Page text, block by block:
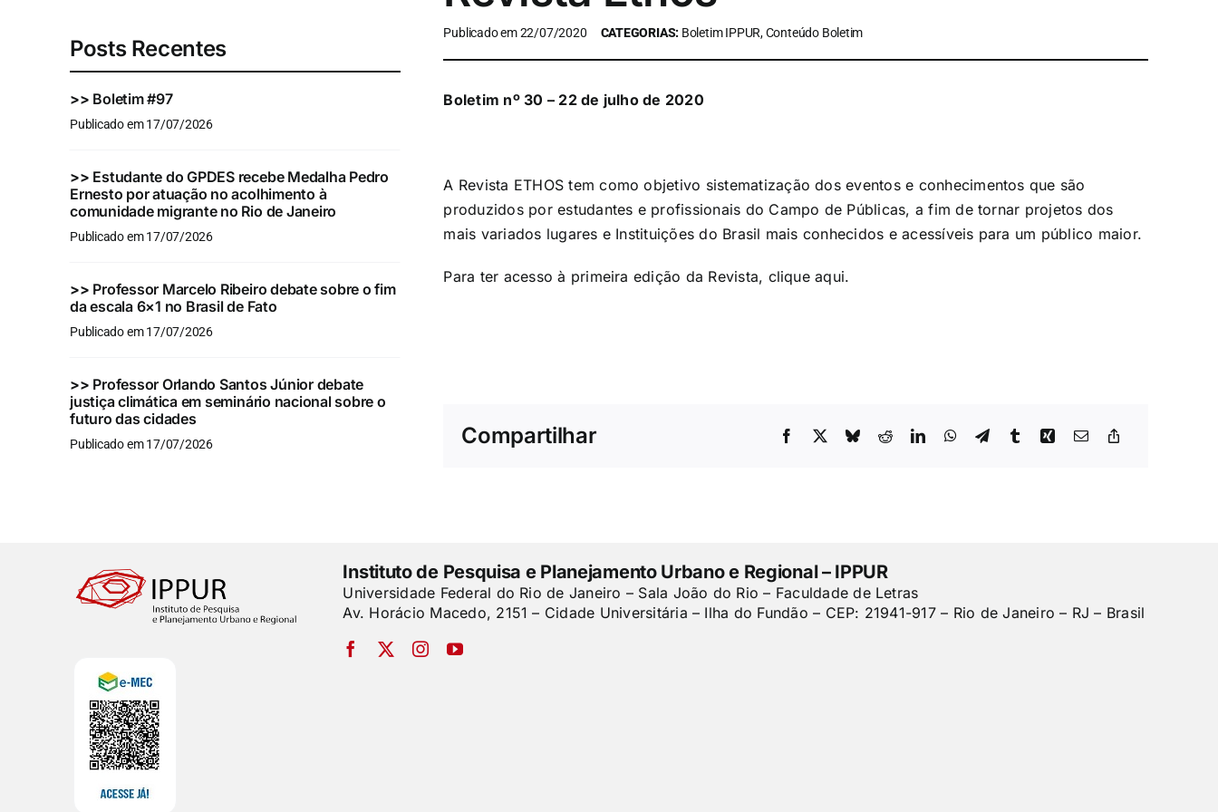
Posts Recentes
>> Boletim #97
Publicado em 17/07/2026
>> Estudante do GPDES recebe Medalha Pedro
Ernesto por atuação no acolhimento à
comunidade migrante no Rio de Janeiro
Publicado em 17/07/2026
>> Professor Marcelo Ribeiro debate sobre o fim
da escala 6×1 no Brasil de Fato
Publicado em 17/07/2026
>> Professor Orlando Santos Júnior debate
justiça climática em seminário nacional sobre o
futuro das cidades
Publicado em 17/07/2026
Publicado em 22/07/2020 CATEGORIAS: Boletim IPPUR, Conteúdo Boletim
Boletim nº 30 – 22 de julho de 2020
A Revista ETHOS tem como objetivo sistematização dos eventos e conhecimentos que são
produzidos por estudantes e profissionais do Campo de Públicas, a fim de tornar projetos dos
mais variados lugares e Instituições do Brasil mais conhecidos e acessíveis para um público maior.
Para ter acesso à primeira edição da Revista, cliqueaqui.
Compartilhar
Instituto de Pesquisa e Planejamento Urbano e Regional – IPPUR
Universidade Federal do Rio de Janeiro – Sala João do Rio – Faculdade de Letras
Av. Horácio Macedo, 2151 – Cidade Universitária – Ilha do Fundão – CEP: 21941-917 – Rio de Janeiro – RJ – Brasil